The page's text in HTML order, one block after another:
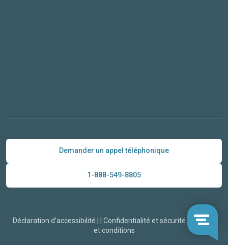
Demander un appel téléphonique
1-888-549-8805
Déclaration d’accessibilité Confidentialité et sécurité
Termes
et conditions